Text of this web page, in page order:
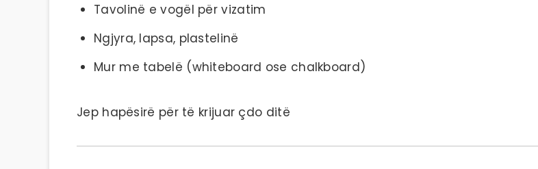
Tavolinë e vogël për vizatim
Ngjyra, lapsa, plastelinë
Mur me tabelë (whiteboard ose chalkboard)
Jep hapësirë për të krijuar çdo ditë